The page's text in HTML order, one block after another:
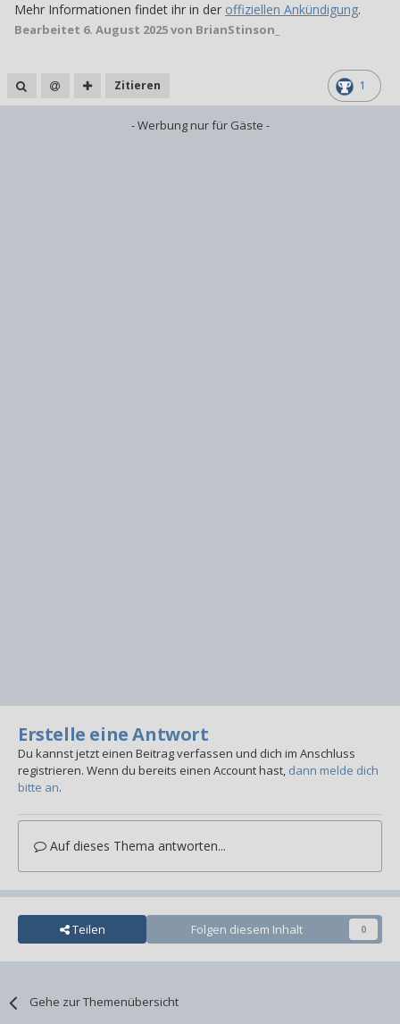
Mehr Informationen findet ihr in der offiziellen Ankündigung.
Bearbeitet 6. August 2025von BrianStinson_
1
Zitieren
- Werbung nur für Gäste -
Erstelle eine Antwort
Du kannst jetzt einen Beitrag verfassen und dich im Anschluss
registrieren. Wenn du bereits einen Account hast, dann melde dich
bitte an.
Auf dieses Thema antworten...
Teilen Folgen diesem Inhalt 0
Gehe zur Themenübersicht